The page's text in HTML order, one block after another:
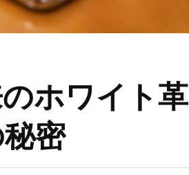
ホワイト革
密